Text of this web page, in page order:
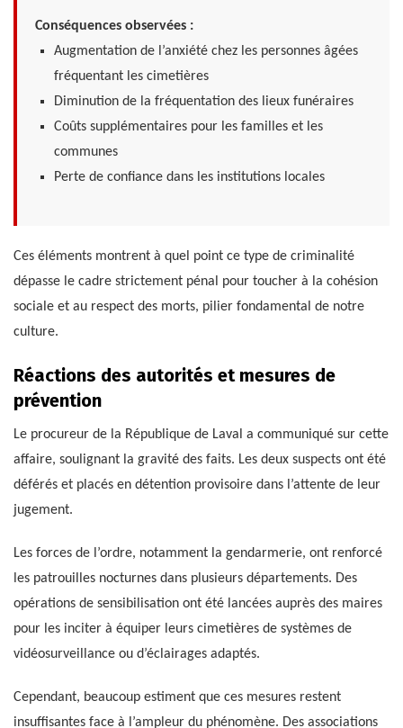
Conséquences observées :
Augmentation de l’anxiété chez les personnes âgées
fréquentant les cimetières
Diminution de la fréquentation des lieux funéraires
Coûts supplémentaires pour les familles et les
communes
Perte de confiance dans les institutions locales
Ces éléments montrent à quel point ce type de criminalité
dépasse le cadre strictement pénal pour toucher à la cohésion
sociale et au respect des morts, pilier fondamental de notre
culture.
Réactions des autorités et mesures de
prévention
Le procureur de la République de Laval a communiqué sur cette
affaire, soulignant la gravité des faits. Les deux suspects ont été
déférés et placés en détention provisoire dans l’attente de leur
jugement.
Les forces de l’ordre, notamment la gendarmerie, ont renforcé
les patrouilles nocturnes dans plusieurs départements. Des
opérations de sensibilisation ont été lancées auprès des maires
pour les inciter à équiper leurs cimetières de systèmes de
vidéosurveillance ou d’éclairages adaptés.
Cependant, beaucoup estiment que ces mesures restent
insuffisantes face à l’ampleur du phénomène. Des associations